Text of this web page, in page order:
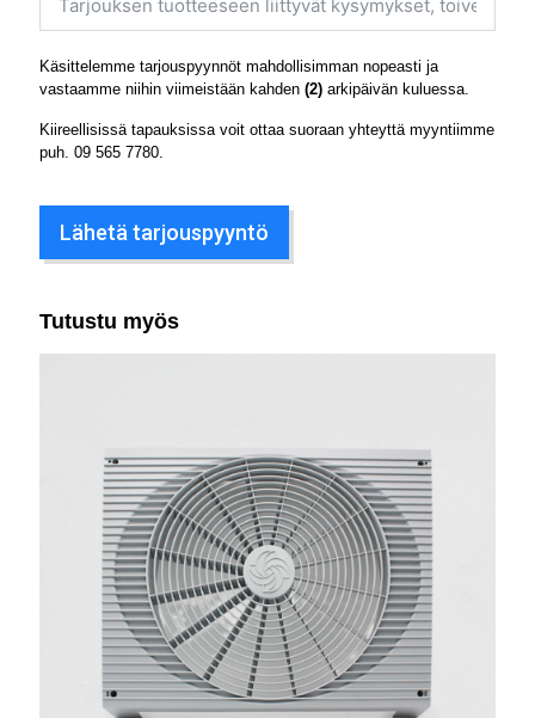
Käsittelemme tarjouspyynnöt mahdollisimman nopeasti ja
vastaamme niihin viimeistään kahden (2) arkipäivän kuluessa.
Kiireellisissä tapauksissa voit ottaa suoraan yhteyttä myyntiimme
puh. 09 565 7780
Lähetä tarjouspyyntö
Tutustu myös